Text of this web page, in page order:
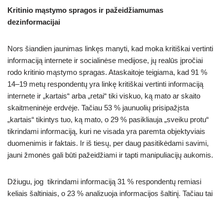
Kritinio mąstymo spragos ir pažeidžiamumas
dezinformacijai
Nors šiandien jaunimas linkęs manyti, kad moka kritiškai vertinti
informaciją internete ir socialinėse medijose, jų realūs įpročiai
rodo kritinio mąstymo spragas. Ataskaitoje teigiama, kad 91 %
14–19 metų respondentų yra linkę kritiškai vertinti informaciją
internete ir „kartais“ arba „retai“ tiki viskuo, ką mato ar skaito
skaitmeninėje erdvėje. Tačiau 53 % jaunuolių prisipažįsta
„kartais“ tikintys tuo, ką mato, o 29 % pasikliauja „sveiku protu“
tikrindami informaciją, kuri ne visada yra paremta objektyviais
duomenimis ir faktais. Ir iš tiesų, per daug pasitikėdami savimi,
jauni žmonės gali būti pažeidžiami ir tapti manipuliacijų aukomis.
Džiugu, jog tikrindami informaciją 31 % respondentų remiasi
keliais šaltiniais, o 23 % analizuoja informacijos šaltinį. Tačiau tai